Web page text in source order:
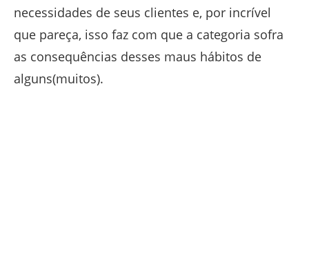
necessidades de seus clientes e, por incrível
que pareça, isso faz com que a categoria sofra
as consequências desses maus hábitos de
alguns(muitos).